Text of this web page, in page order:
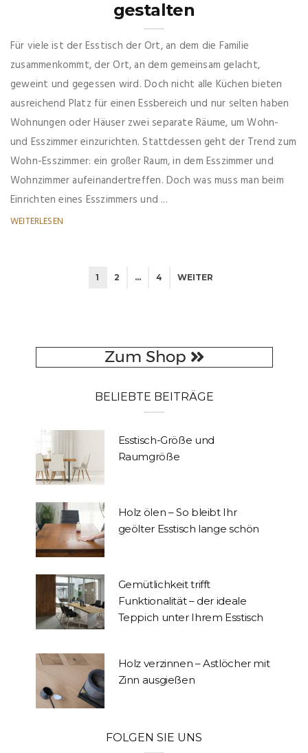
gestalten
Für viele ist der Esstisch der Ort, an dem die Familie
zusammenkommt, der Ort, an dem gemeinsam gelacht,
geweint und gegessen wird. Doch nicht alle Küchen bieten
ausreichend Platz für einen Essbereich und nur selten haben
Wohnungen oder Häuser zwei separate Räume, um Wohn-
und Esszimmer einzurichten. Stattdessen geht der Trend zum
Wohn-Esszimmer: ein großer Raum, in dem Esszimmer und
Wohnzimmer aufeinandertreffen. Doch was muss man beim
Einrichten eines Esszimmers und ...
WEITERLESEN
1 2 … 4 WEITER
BELIEBTE BEITRÄGE
Esstisch-Größe und
Raumgröße
Holz ölen – So bleibt Ihr
geölter Esstisch lange schön
Gemütlichkeit trifft
Funktionalität – der ideale
Teppich unter Ihrem Esstisch
Holz verzinnen – Astlöcher mit
Zinn ausgießen
FOLGEN SIE UNS